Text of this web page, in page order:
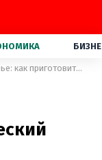
Рецепт оливье: как приготовить классический праздничный салат